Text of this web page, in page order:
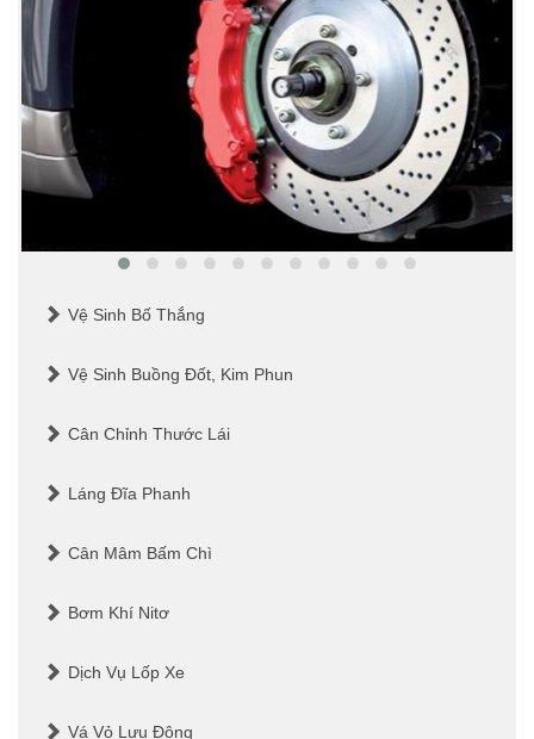
Vệ Sinh Bố Thắng
Vệ Sinh Buồng Đốt, Kim Phun
Cân Chỉnh Thước Lái
Láng Đĩa Phanh
Cân Mâm Bấm Chì
Bơm Khí Nitơ
Dịch Vụ Lốp Xe
Vá Vỏ Lưu Động